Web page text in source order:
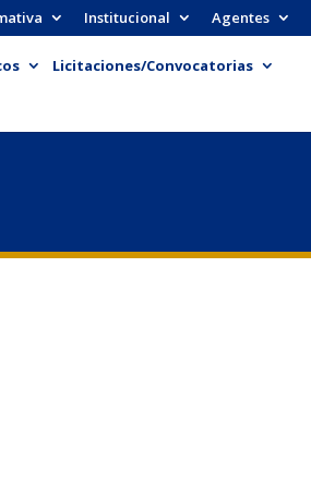
Institucional Agentes
Licitaciones/Convocatorias